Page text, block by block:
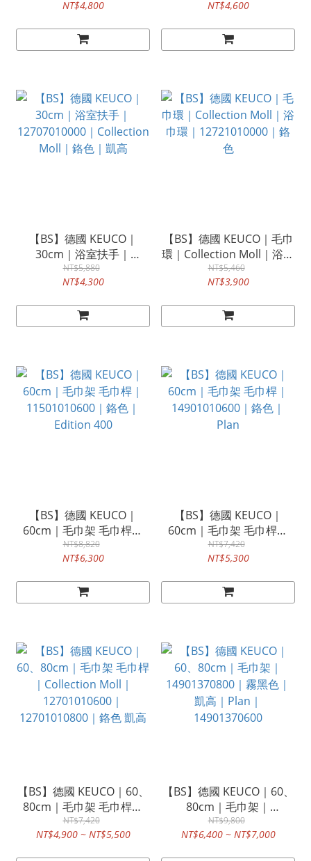
Edition 400｜凱高
NT$4,800
Elegance 凱高
NT$4,600
【BS】德國 KEUCO｜
30cm｜浴室扶手｜
12707010000｜Collection
Moll｜鉻色｜凱高
NT$5,880
NT$4,300
【BS】德國 KEUCO｜毛巾
環｜Collection Moll｜浴巾
環｜12721010000｜鉻色
NT$5,460
NT$3,900
【BS】德國 KEUCO｜
60cm｜毛巾架 毛巾桿｜
11501010600｜鉻色｜
Edition 400
NT$8,820
NT$6,300
【BS】德國 KEUCO｜
60cm｜毛巾架 毛巾桿｜
14901010600｜鉻色｜
Plan
NT$7,420
NT$5,300
【BS】德國 KEUCO｜60、
80cm｜毛巾架 毛巾桿｜
Collection Moll｜
12701010600｜
NT$7,420
NT$4,900 ~ NT$5,500
【BS】德國 KEUCO｜60、
80cm｜毛巾架｜
14901370800｜霧黑色｜
凱高｜Plan｜
NT$9,800
NT$6,400 ~ NT$7,000